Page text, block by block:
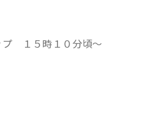
１５時１０分頃～